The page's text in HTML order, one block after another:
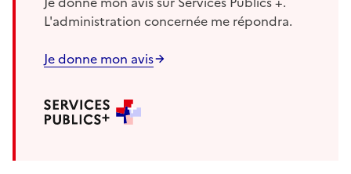
L'administration concernée me répondra.
Je donne mon avis